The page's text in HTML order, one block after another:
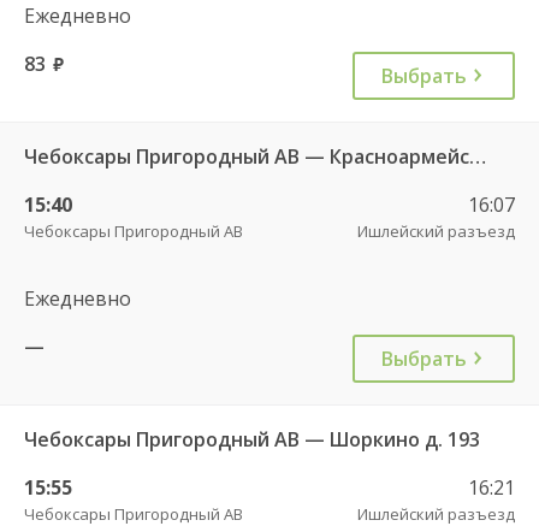
Ежедневно
83 руб. Выбрать
Чебоксары Пригородный АВ — Красноармейское с. ДКП 121
15:40
Чебоксары Пригородный АВ
16:07
Ишлейский разъезд
Ежедневно
—
Выбрать
Чебоксары Пригородный АВ — Шоркино д. 193
15:55
Чебоксары Пригородный АВ
16:21
Ишлейский разъезд